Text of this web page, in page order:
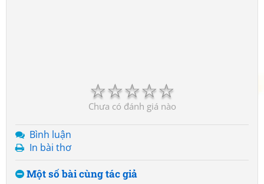
☆
☆
☆
☆
☆
Chưa có đánh giá nào
Bình luận
In bài thơ
Một số bài cùng tác giả